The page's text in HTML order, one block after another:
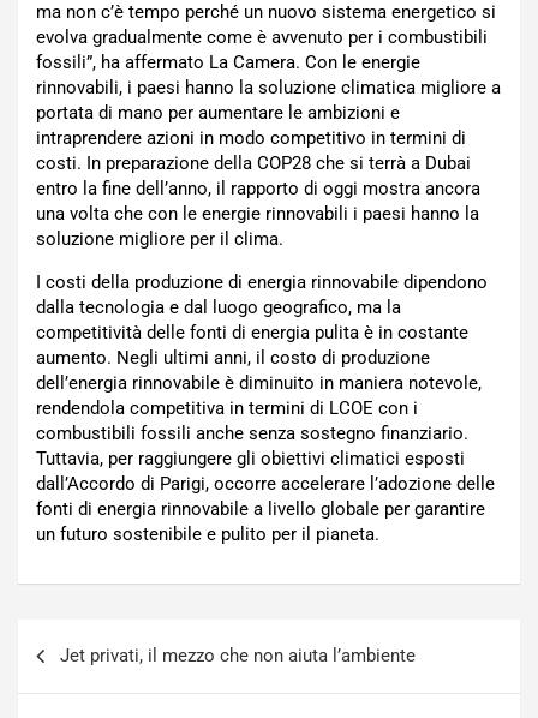
ma non c’è tempo perché un nuovo sistema energetico si
evolva gradualmente come è avvenuto per i combustibili
fossili”, ha affermato La Camera. Con le energie
rinnovabili, i paesi hanno la soluzione climatica migliore a
portata di mano per aumentare le ambizioni e
intraprendere azioni in modo competitivo in termini di
costi. In preparazione della COP28 che si terrà a Dubai
entro la fine dell’anno, il rapporto di oggi mostra ancora
una volta che con le energie rinnovabili i paesi hanno la
soluzione migliore per il clima.
I costi della produzione di energia rinnovabile dipendono
dalla tecnologia e dal luogo geografico, ma la
competitività delle fonti di energia pulita è in costante
aumento. Negli ultimi anni, il costo di produzione
dell’energia rinnovabile è diminuito in maniera notevole,
rendendola competitiva in termini di LCOE con i
combustibili fossili anche senza sostegno finanziario.
Tuttavia, per raggiungere gli obiettivi climatici esposti
dall’Accordo di Parigi, occorre accelerare l’adozione delle
fonti di energia rinnovabile a livello globale per garantire
un futuro sostenibile e pulito per il pianeta.
articoli
Jet privati, il mezzo che non aiuta l’ambiente